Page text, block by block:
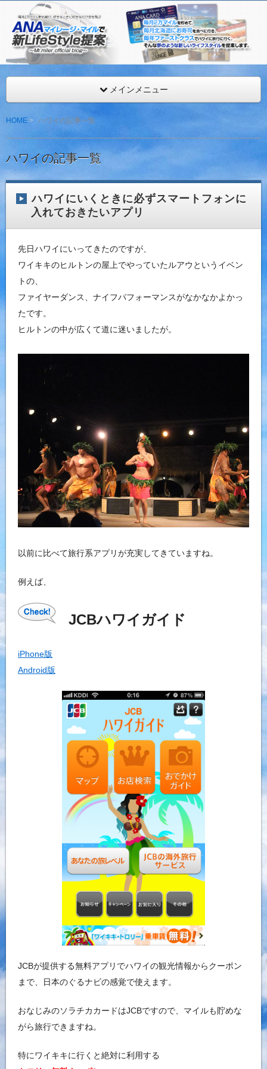
ANAマイレージ・マイルで新LifeStyle提案
ANAマイレージを年間最低216,000マイル獲得するMr.マイラー
見。
メインメニュー
HOME ハワイの記事一覧
ハワイの記事一覧
ハワイにいくときに必ずスマートフォンに
入れておきたいアプリ
先日ハワイにいってきたのですが、
ワイキキのヒルトンの屋上でやっていたルアウというイベン
トの、
ファイヤーダンス、ナイフパフォーマンスがなかなかよかっ
たです。
ヒルトンの中が広くて道に迷いましたが。
以前に比べて旅行系アプリが充実してきていますね。
例えば、
JCBハワイガイド
iPhone版
Android版
JCBが提供する無料アプリでハワイの観光情報からクーポン
まで、日本のぐるナビの感覚で使えます。
おなじみのソラチカカードはJCBですので、マイルも貯めな
がら旅行できますね。
特にワイキキに行くと絶対に利用する